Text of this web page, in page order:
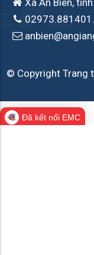
Xã An Biên,
02973.881401.
© Copyright Trang
Đã kết nối EMC